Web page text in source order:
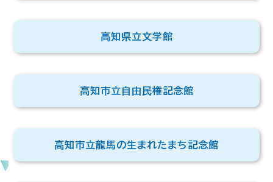
高知県立文学館
高知市立自由民権記念館
高知市立龍馬の生まれたまち記念館